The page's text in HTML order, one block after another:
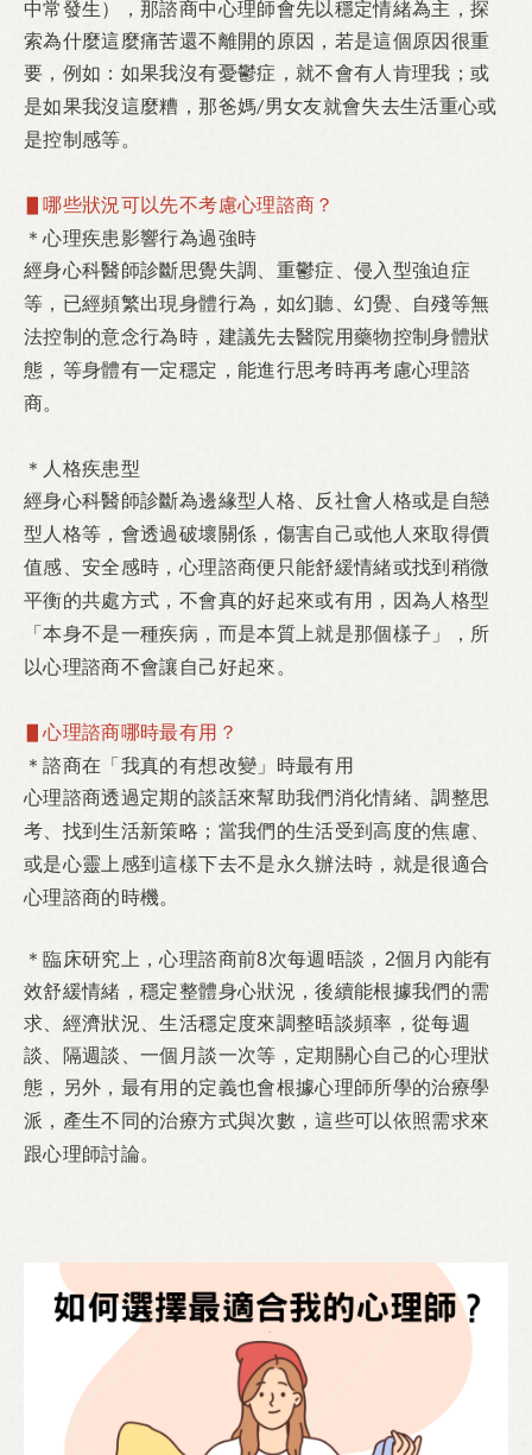
中常發生）
，那諮商中心理師會先以穩定情緒為主，探
索為什麼這麼痛苦還不離開的原因，若是這個原因很重
要，例如：如果我沒有憂鬱症，就不會有人肯理我；或
是如果我沒這麼糟，那爸媽/男女友就會失去生活重心或
是控制感等。
▋哪些狀況可以先不考慮心理諮商？
＊心理疾患影響行為過強時
經身心科醫師診斷思覺失調、重鬱症、侵入型強迫症
等，已經頻繁出現身體行為，如幻聽、幻覺、自殘等無
法控制的意念行為時，建議先去醫院用藥物控制身體狀
態，等身體有一定穩定，能進行思考時再考慮心理諮
商。
＊ 人格疾患型
經身心科醫師診斷為邊緣型人格、反社會人格或是自戀
型人格等，會透過破壞關係，傷害自己或他人來取得價
值感、安全感時，心理諮商便只能舒緩情緒或找到稍微
平衡的共處方式，不會真的好起來或有用，因為人格型
「本身不是一種疾病，而是本質上就是那個樣子」，所
以心理諮商不會讓自己好起來。
▋心理諮商哪時最有用？
＊諮商在「我真的有想改變」時最有用
心理諮商透過定期的談話來幫助我們消化情緒、調整思
考、找到生活新策略；當我們的生活受到高度的焦慮、
或是心靈上感到這樣下去不是永久辦法時，就是很適合
心理諮商的時機。
＊ 臨床研究上，心理諮商前8次每週晤談， 2個月內能有
效舒緩情緒，穩定整體身心狀況，後續能根據我們的需
求、經濟狀況、生活穩定度來調整晤談頻率，從每週
談、隔週談、一個月談一次等，定期關心自己的心理狀
態， 另外，最有用的定義也會根據心理師所學的治療學
派，產生不同的治療方式與次數，這些可以依照需求來
跟心理師討論。